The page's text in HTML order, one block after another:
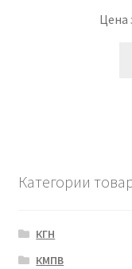
Цена
Категории
КГН
КМПВ